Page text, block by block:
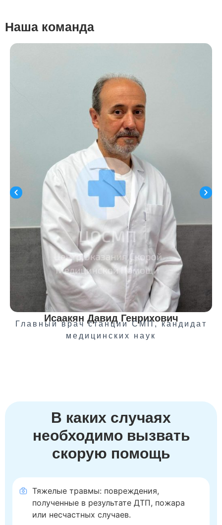
Наша команда
Исаакян Давид Генрихович
Главный врач станции СМП, кандидат
медицинских наук
В каких случаях
необходимо вызвать
скорую помощь
Тяжелые травмы: повреждения,
полученные в результате ДТП, пожара
или несчастных случаев.